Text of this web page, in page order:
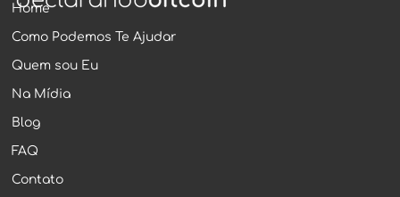
Home
Como Podemos Te Ajudar
Quem sou Eu
Na Mídia
Blog
FAQ
Contato